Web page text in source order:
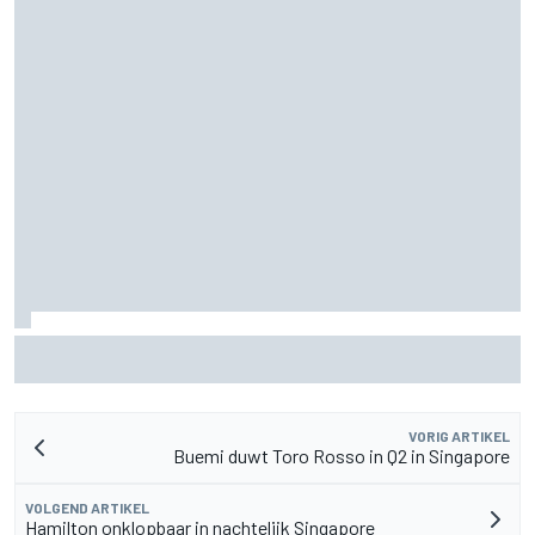
VORIG ARTIKEL
Buemi duwt Toro Rosso in Q2 in Singapore
VOLGEND ARTIKEL
Hamilton onklopbaar in nachtelijk Singapore